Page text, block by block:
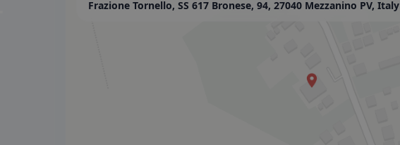
Frazione Tornello, SS 617 Bronese, 94, 27040 Mezzanino PV, Italy